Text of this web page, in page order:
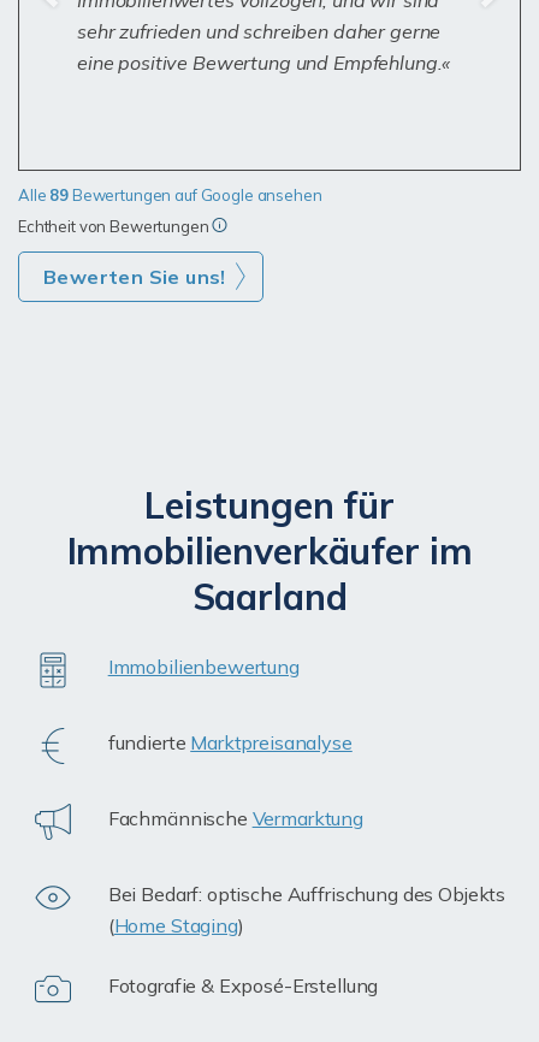
sehr zufrieden und schreiben daher gerne
eine positive Bewertung und Empfehlung.
Alle 89 Bewertungen auf Google ansehen
Echtheit von Bewertungen
Bewerten Sie uns!
Leistungen für
Immobilienverkäufer im
Saarland
Immobilienbewertung
fundierte Marktpreisanalyse
Fachmännische Vermarktung
Bei Bedarf: optische Auffrischung des Objekts
(Home Staging)
Fotografie & Exposé-Erstellung